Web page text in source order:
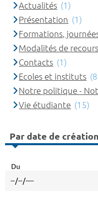
Actualités (1)
Présentation (1)
Formations,
Modalités de recours
Contacts (1)
Ecoles et instituts
Notre politique -
Vie étudiante (15)
Par date de création
Du